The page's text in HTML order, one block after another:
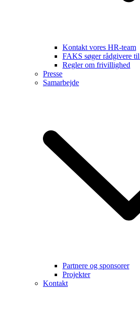
Kontakt vores HR-team
FAKS søger rådgivere
Regler om frivillighed
Presse
Samarbejde
Partnere og sponsorer
Projekter
Kontakt